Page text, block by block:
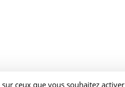
ceux que vous souhaitez activer